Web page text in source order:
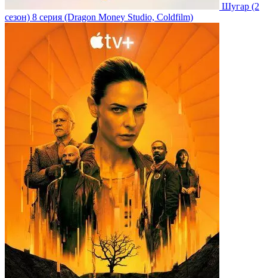
Шугар (2
сезон) 8 серия (Dragon Money Studio, Coldfilm)